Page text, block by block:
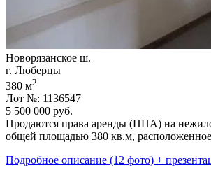
Новорязанское ш.
г. Люберцы
380 м2
Лот №: 1136547
5 500 000 руб.
Продаются права аренды (ППА) на
общей площадью 380 кв.м,­
Подробное описание (12 фото) +